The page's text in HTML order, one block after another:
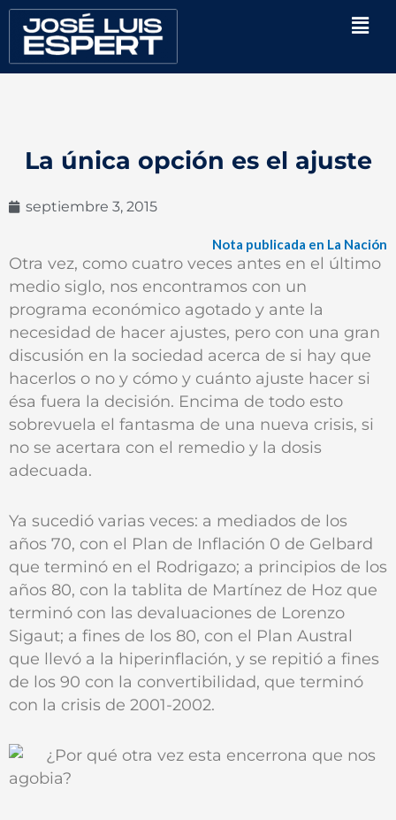
contenido
La única opción es el ajuste
septiembre 3, 2015
Nota publicada en La Nación
Otra vez, como cuatro veces antes en el último
medio siglo, nos encontramos con un
programa económico agotado y ante la
necesidad de hacer ajustes, pero con una gran
discusión en la sociedad acerca de si hay que
hacerlos o no y cómo y cuánto ajuste hacer si
ésa fuera la decisión. Encima de todo esto
sobrevuela el fantasma de una nueva crisis, si
no se acertara con el remedio y la dosis
adecuada.
Ya sucedió varias veces: a mediados de los
años 70, con el Plan de Inflación 0 de Gelbard
que terminó en el Rodrigazo; a principios de los
años 80, con la tablita de Martínez de Hoz que
terminó con las devaluaciones de Lorenzo
Sigaut; a fines de los 80, con el Plan Austral
que llevó a la hiperinflación, y se repitió a fines
de los 90 con la convertibilidad, que terminó
con la crisis de 2001-2002.
¿Por qué otra vez esta encerrona que nos
agobia?